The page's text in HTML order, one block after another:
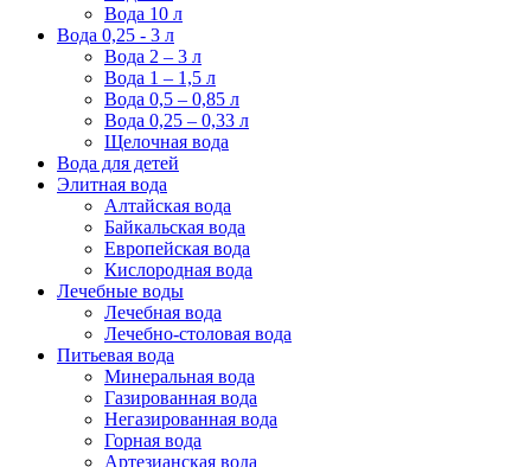
Вода 10 л
Вода 0,25 - 3 л
Вода 2 – 3 л
Вода 1 – 1,5 л
Вода 0,5 – 0,85 л
Вода 0,25 – 0,33 л
Щелочная вода
Вода для детей
Элитная вода
Алтайская вода
Байкальская вода
Европейская вода
Кислородная вода
Лечебные воды
Лечебная вода
Лечебно-столовая вода
Питьевая вода
Минеральная вода
Газированная вода
Негазированная вода
Горная вода
Артезианская вода